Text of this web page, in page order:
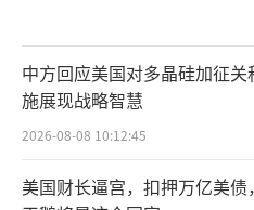
中方回应美国对多晶硅加征关
施展现战略智慧
2026-08-08 10:12:45
美国财长逼宫，扣押万亿美债